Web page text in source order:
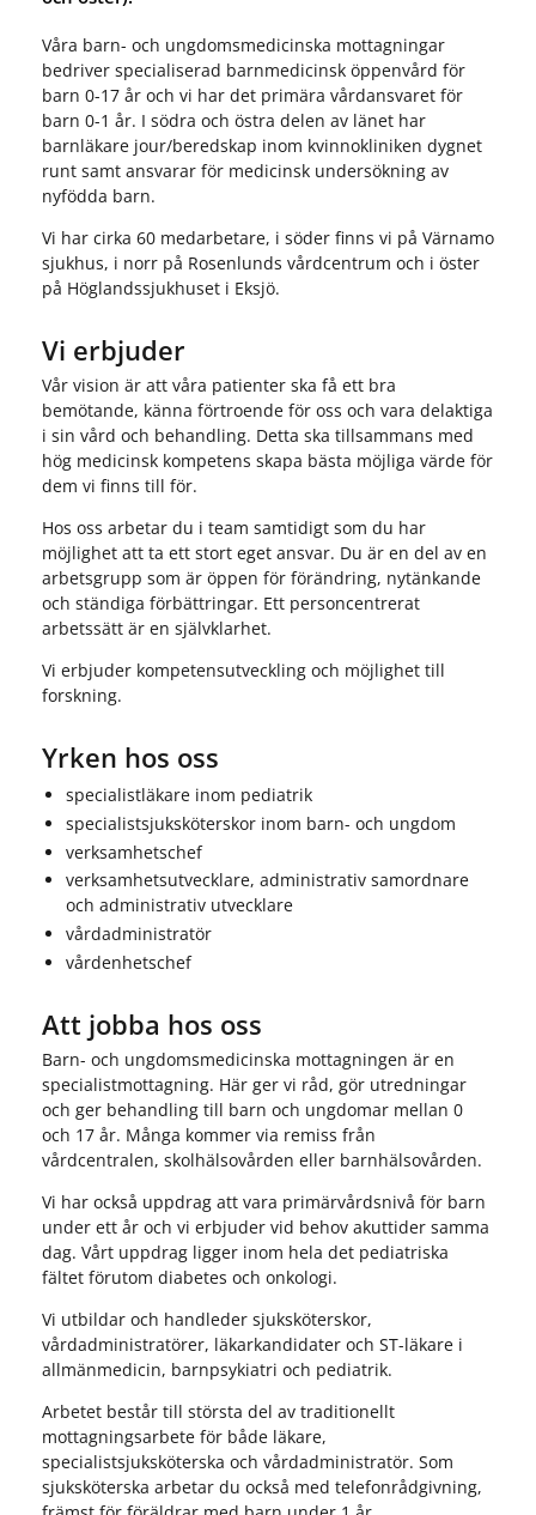
Våra barn- och ungdomsmedicinska mottagningar
bedriver specialiserad barnmedicinsk öppenvård för
barn 0-17 år och vi har det primära vårdansvaret för
barn 0-1 år. I södra och östra delen av länet har
barnläkare jour/beredskap inom kvinnokliniken dygnet
runt samt ansvarar för medicinsk undersökning av
nyfödda barn.
Vi har cirka 60 medarbetare, i söder finns vi på Värnamo
sjukhus, i norr på Rosenlunds vårdcentrum och i öster
på Höglandssjukhuset i Eksjö.
Vi erbjuder
Vår vision är att våra patienter ska få ett bra
bemötande, känna förtroende för oss och vara delaktiga
i sin vård och behandling. Detta ska tillsammans med
hög medicinsk kompetens skapa bästa möjliga värde för
dem vi finns till för.
Hos oss arbetar du i team samtidigt som du har
möjlighet att ta ett stort eget ansvar. Du är en del av en
arbetsgrupp som är öppen för förändring, nytänkande
och ständiga förbättringar. Ett personcentrerat
arbetssätt är en självklarhet.
Vi erbjuder kompetensutveckling och möjlighet till
forskning.
Yrken hos oss
specialistläkare inom pediatrik
specialistsjuksköterskor inom barn- och ungdom
verksamhetschef
verksamhetsutvecklare, administrativ samordnare
och administrativ utvecklare
vårdadministratör
vårdenhetschef
Att jobba hos oss
Barn- och ungdomsmedicinska mottagningen är en
specialistmottagning. Här ger vi råd, gör utredningar
och ger behandling till barn och ungdomar mellan 0
och 17 år. Många kommer via remiss från
vårdcentralen, skolhälsovården eller barnhälsovården.
Vi har också uppdrag att vara primärvårdsnivå för barn
under ett år och vi erbjuder vid behov akuttider samma
dag. Vårt uppdrag ligger inom hela det pediatriska
fältet förutom diabetes och onkologi.
Vi utbildar och handleder sjuksköterskor,
vårdadministratörer, läkarkandidater och ST-läkare i
allmänmedicin, barnpsykiatri och pediatrik.
Arbetet består till största del av traditionellt
mottagningsarbete för både läkare,
specialistsjuksköterska och vårdadministratör. Som
sjuksköterska arbetar du också med telefonrådgivning,